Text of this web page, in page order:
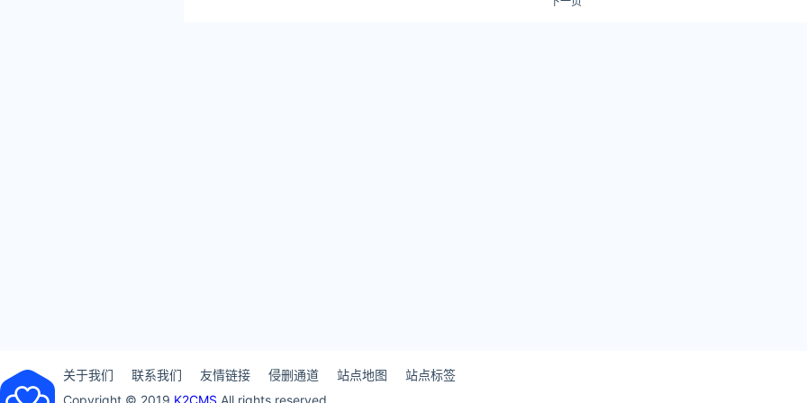
关于我们 联系我们 友情链接 侵删通道 站点地图
站点标签
Copyright © 2019 K2CMS All rights reserved.